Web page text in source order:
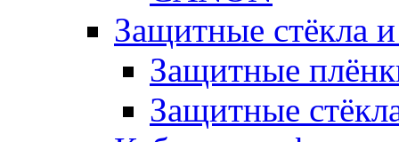
Защитные стёкла
Защитные
Защитные